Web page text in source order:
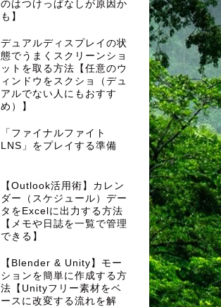
のはつけっぱなしが原因か
も】
デュアルディスプレイの状
態でうまくスクリーンショ
ットを取る方法【任意のウ
ィンドウをスクショ（デュ
アルでない人にもおすす
め）】
「ファイナルファイト
LNS」をプレイする準備
【Outlook活用術】カレン
ダー（スケジュール）デー
タをExcelに出力する方法
【メモや日誌を一覧で管理
できる】
【Blender & Unity】モー
ションを簡単に作成する方
法【Unityフリー素材をベ
ースに改変する流れを解